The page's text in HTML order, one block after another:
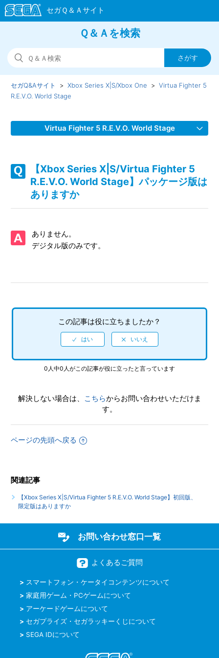
Ｑ＆Ａを検索
セガQ&Aサイト Xbox Series X|S/Xbox One
Virtua Fighter 5
R.E.V.O. World Stage
Virtua Fighter 5 R.E.V.O. World Stage
デュラルをアーケードモードで使えない
【Xbox Series X|S/Virtua Fighter 5 R.E.V.O. World Stage】
クロスプレイを制限したい・有効にしたい
Steam版の問い合わせ先はどこですか
ますか）
【Xbox Series X|S/Virtua Fighter 5 R.E.V.O. World Stage】
プレイ動画やゲーム画面写真を、動画サイト／SNS等で公開
【Xbox Series X|S/Virtua Fighter 5 R.E.V.O. World Stage】
エンディング後（クリア後）もプレイ可能でしょうか
【Xbox Series X|S/Virtua Fighter 5 R.E.V.O. World Stage】
【Xbox Series X|S/Virtua Fighter 5 R.E.V.O. World Stage】
もっと見る
【Xbox Series X|S/Virtua Fighter 5
R.E.V.O. World Stage】パッケージ版は
ありますか
ありません。
デジタル版のみです。
この記事は役に立ちましたか？
0人中0人がこの記事が役に立ったと言っています
解決しない場合は、 こちらからお問い合わせいただけま
す。
ページの先頭へ戻る
関連記事
【Xbox Series X|S/Virtua Fighter 5 R.E.V.O. World Stage】初回版、
限定版はありますか
お問い合わせ窓口一覧
よくあるご質問
スマートフォン・ケータイコンテンツについて
家庭用ゲーム・PCゲームについて
アーケードゲームについて
セガプライズ・セガラッキーくじについて
SEGA IDについて